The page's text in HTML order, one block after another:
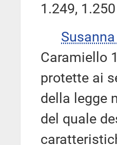
1.249,
Caramiello
protette ai
della legge
del quale